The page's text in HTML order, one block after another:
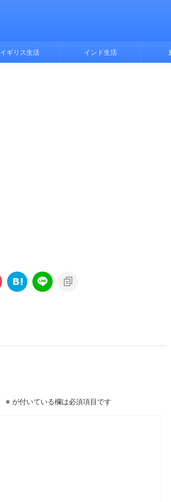
イギリス生活 インド生活
※ が付いている欄は必須項目です